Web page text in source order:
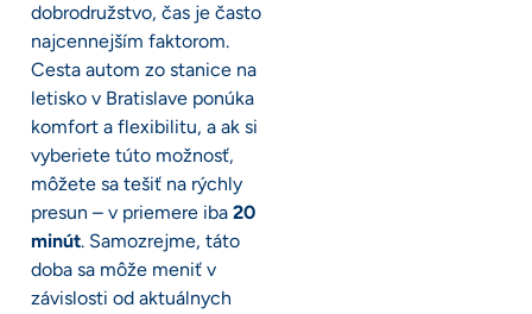
dobrodružstvo, čas je často
najcennejším faktorom.
Cesta autom zo stanice na
letisko v Bratislave ponúka
komfort a flexibilitu, a ak si
vyberiete túto možnosť,
môžete sa tešiť na rýchly
presun – v priemere iba 20
minút. Samozrejme, táto
doba sa môže meniť v
závislosti od aktuálnych